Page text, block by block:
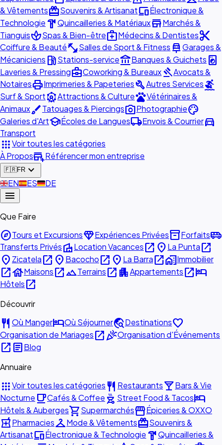
& VêtementsredeemSouvenirs & ArtisanatdevicesÉlectronique &
Technologie hardwareQuincailleries & MatériauxstoreMarchés &
TianguisspaSpas & Bien-êtremedical_servicesMédecins & Dentistescontent_cut
Coiffure & Beautéfitness_centerSalles de Sport & Fitness car_repairGarages &
Mécaniciens local_gas_stationStations-serviceaccount_balanceBanques & Guichets local_laundry_service
Laveries & Pressingbusiness_centerCoworking & BureauxgavelAvocats &
NotairesprintImprimeries & PapeteriesbuildAutres Servicessurfing
Surf & SportattractionsAttractions & CulturepetsVétérinaires &
AnimauxbrushTatouages & Piercingsphoto_cameraPhotographiepalette
Galeries d'ArtschoolÉcoles de Langueslocal_shippingEnvois & Courrierdirections_car
Transport
appsVoir toutes les catégories
À Proposadd_businessRéférencer mon entreprise
🇫🇷FR expand_more
🇬🇧EN🇪🇸ES🇩🇪DE
menu
Que Faire
exploreTours et ExcursionsdiamondExpériences Privéesinventory_2Forfaitsairport_shuttle
Transferts PrivésvillaLocation Vacancesopen_in_new place La Puntaopen_in_new
place Zicatelaopen_in_new place Bacochoopen_in_new place La Barraopen_in_newhome_workImmobilier
open_in_newhouseMaisonsopen_in_newlandscapeTerrainsopen_in_new apartmentAppartementsopen_in_newhotel
Hôtelsopen_in_new
Découvrir
restaurant Où MangerhotelOù Séjournertravel_exploreDestinationsfavorite
Organisation de Mariagesopen_in_newcelebrationOrganisation d'Événements
open_in_new articleBlog
Annuaire
appsVoir toutes les catégories restaurant Restaurantslocal_barBars & Vie
Nocturne local_cafeCafés & Coffee outdoor_grill Street Food & Tacoshotel
Hôtels & Aubergesshopping_cartSupermarchésstorefrontÉpiceries & OXXO
local_pharmacyPharmaciescheckroomMode & VêtementsredeemSouvenirs &
ArtisanatdevicesÉlectronique & Technologie hardwareQuincailleries &